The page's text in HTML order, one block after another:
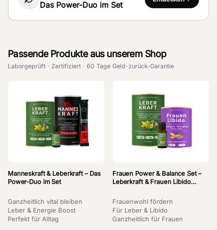
Das Power-Duo im Set
Passende Produkte aus unserem Shop
Laborgeprüft · Zertifiziert · 60 Tage Geld-zurück-Garantie
Manneskraft & Leberkraft – Das
Power-Duo im Set
Ganzheitlich vital bleiben
Leber & Energie Boost
Perfekt für Alltag
Frauen Power & Balance Set –
Leberkraft & Frauen Libido
Frauenwohl fördern
Für Leber & Libido
Ganzheitlich für Frauen